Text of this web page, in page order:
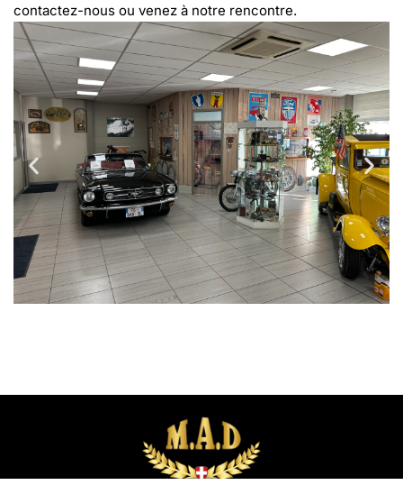
contactez-nous ou venez à notre rencontre.